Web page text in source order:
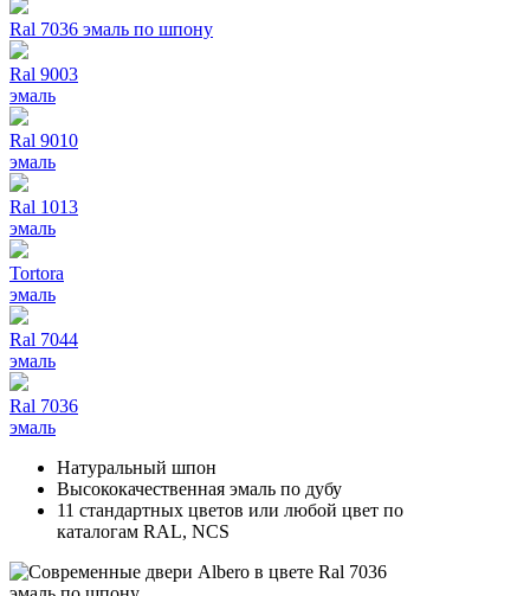
Ral 7036 эмаль по шпону
Ral 9003
эмаль
Ral 9010
эмаль
Ral 1013
эмаль
Tortora
эмаль
Ral 7044
эмаль
Ral 7036
эмаль
Натуральный шпон
Высококачественная эмаль по дубу
11 стандартных цветов или любой цвет по
каталогам RAL, NCS